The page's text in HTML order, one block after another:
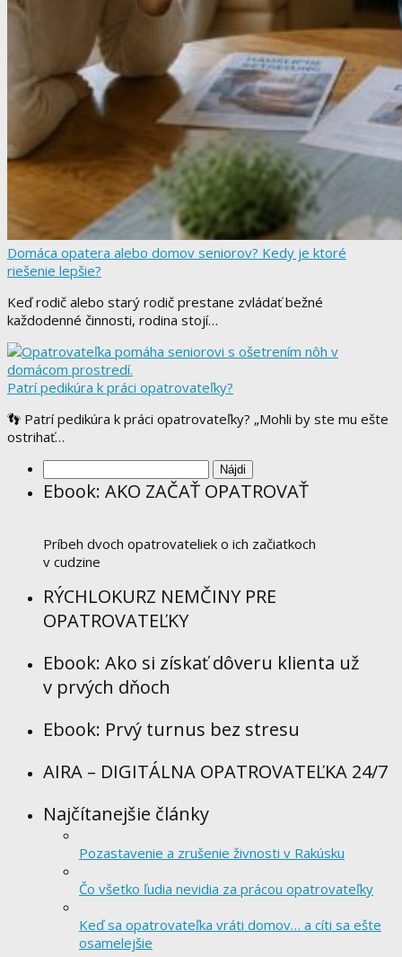
Domáca opatera alebo domov seniorov? Kedy je ktoré
riešenie lepšie?
Keď rodič alebo starý rodič prestane zvládať bežné
každodenné činnosti, rodina stojí…
Patrí pedikúra k práci opatrovateľky?
👣 Patrí pedikúra k práci opatrovateľky? „Mohli by ste mu ešte
ostrihať…
Hľadať:
Ebook: AKO ZAČAŤ OPATROVAŤ
Príbeh dvoch opatrovateliek o ich začiatkoch
v cudzine
RÝCHLOKURZ NEMČINY PRE
OPATROVATEĽKY
Ebook: Ako si získať dôveru klienta už
v prvých dňoch
Ebook: Prvý turnus bez stresu
AIRA – DIGITÁLNA OPATROVATEĽKA 24/7
Najčítanejšie články
Pozastavenie a zrušenie živnosti v Rakúsku
Čo všetko ľudia nevidia za prácou opatrovateľky
Keď sa opatrovateľka vráti domov… a cíti sa ešte
osamelejšie